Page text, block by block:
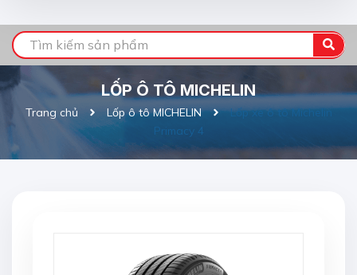
LỐP Ô TÔ MICHELIN
Trang chủ Lốp ô tô MICHELIN
Lốp xe ô tô Michelin
Primacy 4